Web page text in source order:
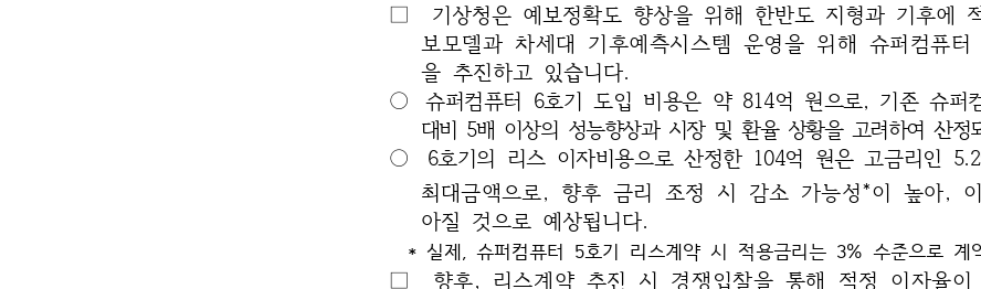
□ 기상청은 예보정확도 향상을 위해 한반도 지형과 기후에
보모델과 차세대 기후예측시스템 운영을 위해 슈퍼컴퓨
을 추진하고 있습니다.
○ 슈퍼컴퓨터 6호기 도입 비용은 약 814억 원으로, 기존 슈퍼
대비 5배 이상의 성능향상과 시장 및 환율 상황을 고려하여 산정
○ 6호기의 리스 이자비용으로 산정한 104억 원은 고금리인
최대금액으로, 향후 금리 조정 시 감소 가능성*이 높아,
아질 것으로 예상됩니다.
* 실제, 슈퍼컴퓨터 5호기 리스계약 시 적용금리는 3% 수준으로 계
□ 향후, 리스계약 추진 시 경쟁입찰을 통해 적정 이자율이